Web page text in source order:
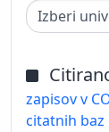
zapisov v
citatnih baz